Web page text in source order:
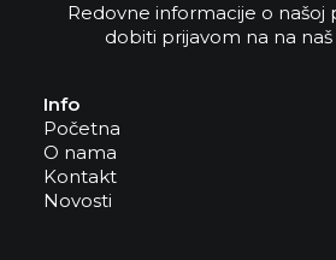
Redovne informacije o
dobiti prijavom na na
Info
Početna
O nama
Kontakt
Novosti